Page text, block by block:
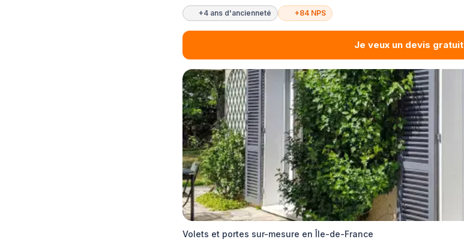
+4 ans d'ancienneté +84 NPS
Je veux un devis gratuit
Volets et portes sur-mesure en Île-de-France